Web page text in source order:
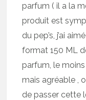
parfum ( il a la
produit est
du pep’s, j’ai
format 150 ML
parfum, le moins
mais agréable ,
de passer cette